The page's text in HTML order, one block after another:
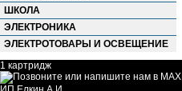
ШКОЛА
ЭЛЕКТРОНИКА
ЭЛЕКТРОТОВАРЫ И ОСВЕЩЕНИЕ
1 картридж